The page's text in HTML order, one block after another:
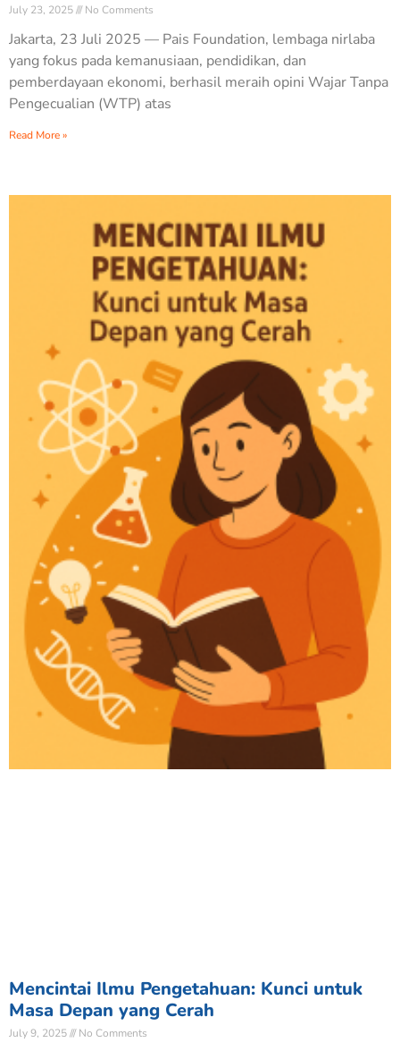
July 23, 2025 No Comments
Jakarta, 23 Juli 2025 — Pais Foundation, lembaga nirlaba
yang fokus pada kemanusiaan, pendidikan, dan
pemberdayaan ekonomi, berhasil meraih opini Wajar Tanpa
Pengecualian (WTP) atas
Read More »
Mencintai Ilmu Pengetahuan: Kunci untuk
Masa Depan yang Cerah
July 9, 2025 No Comments